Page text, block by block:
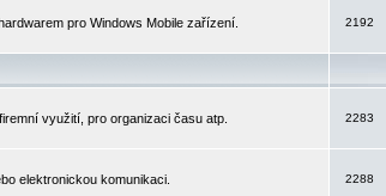
pro Windows Mobile zařízení.
2192
využití, pro organizaci času atp.
2283
elektronickou komunikaci.
2288